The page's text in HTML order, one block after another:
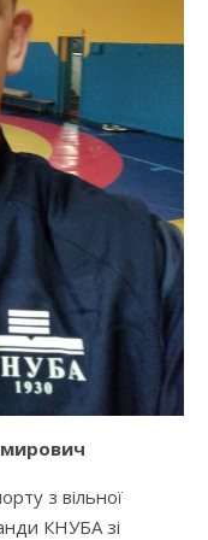
з вільної
КНУБА зі